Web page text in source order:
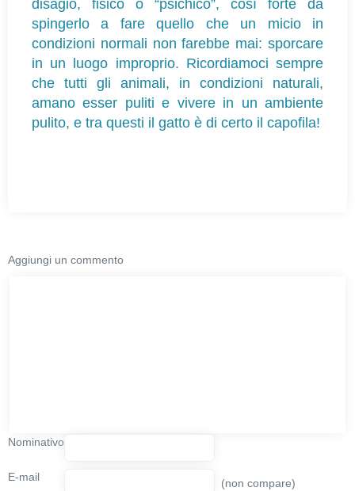
disagio, fisico o “psichico”, così forte da
spingerlo a fare quello che un micio in
condizioni normali non farebbe mai: sporcare
in un luogo improprio. Ricordiamoci sempre
che tutti gli animali, in condizioni naturali,
amano esser puliti e vivere in un ambiente
pulito, e tra questi il gatto è di certo il capofila!
Aggiungi un commento
Nominativo
E-mail (non compare)